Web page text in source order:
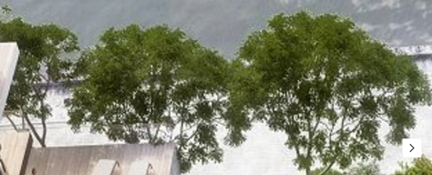
Montageschiene JM K
Montageschiene JML K, gelocht
Montageschiene JXM W, gezahnt
Montageschiene JZM K, gezahnt
Montageschiene JZML K, gezahnt & gelocht
Geländerbefestigungsschienen
Zurück Geländerbefestigungsschienen
Geländerbefestigungsschiene JGB
Spezialschrauben
Zurück
Spezialschrauben
Hakenkopfschraube JA